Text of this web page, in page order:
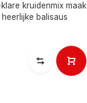
kruidenmix maak
balisaus